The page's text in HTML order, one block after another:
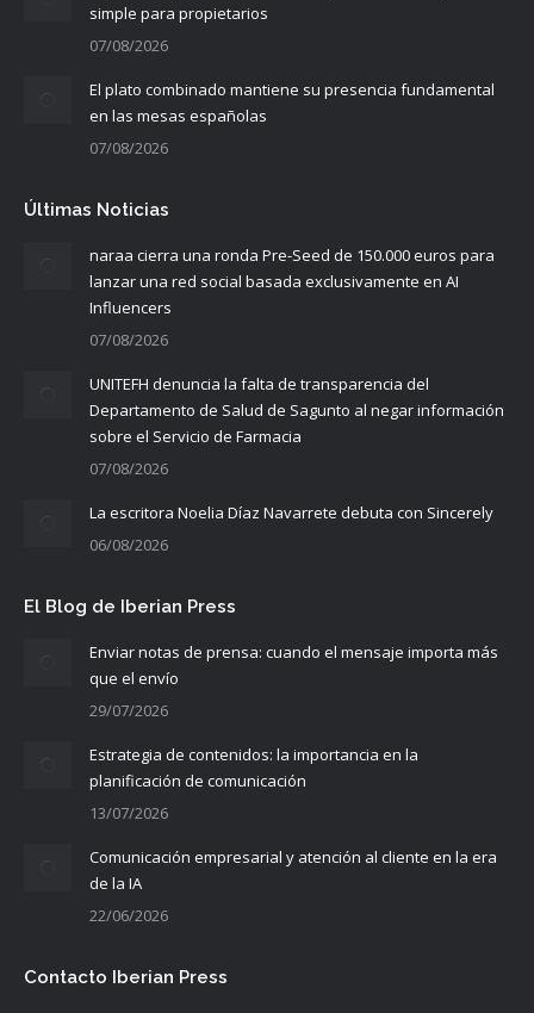
simple para propietarios
07/08/2026
El plato combinado mantiene su presencia fundamental
en las mesas españolas
07/08/2026
Últimas Noticias
naraa cierra una ronda Pre-Seed de 150.000 euros para
lanzar una red social basada exclusivamente en AI
Influencers
07/08/2026
UNITEFH denuncia la falta de transparencia del
Departamento de Salud de Sagunto al negar información
sobre el Servicio de Farmacia
07/08/2026
La escritora Noelia Díaz Navarrete debuta con Sincerely
06/08/2026
El Blog de Iberian Press
Enviar notas de prensa: cuando el mensaje importa más
que el envío
29/07/2026
Estrategia de contenidos: la importancia en la
planificación de comunicación
13/07/2026
Comunicación empresarial y atención al cliente en la era
de la IA
22/06/2026
Contacto Iberian Press